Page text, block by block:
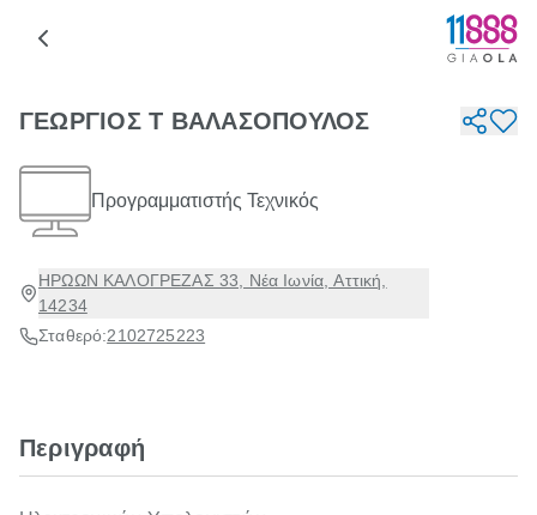
ΓΕΩΡΓΙΟΣ Τ ΒΑΛΑΣΟΠΟΥΛΟΣ
Προγραμματιστής Τεχνικός
ΗΡΩΩΝ ΚΑΛΟΓΡΕΖΑΣ 33, Νέα Ιωνία, Αττική,
14234
Σταθερό:2102725223
Περιγραφή